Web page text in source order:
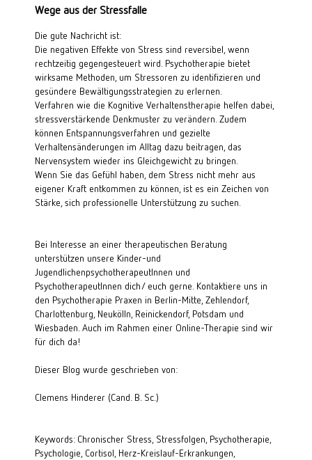
Wege aus der Stressfalle
Die gute Nachricht ist:
Die negativen Effekte von Stress sind reversibel, wenn
rechtzeitig gegengesteuert wird. Psychotherapie bietet
wirksame Methoden, um Stressoren zu identifizieren und
gesündere Bewältigungsstrategien zu erlernen.
Verfahren wie die Kognitive Verhaltenstherapie helfen dabei,
stressverstärkende Denkmuster zu verändern. Zudem
können Entspannungsverfahren und gezielte
Verhaltensänderungen im Alltag dazu beitragen, das
Nervensystem wieder ins Gleichgewicht zu bringen.
Wenn Sie das Gefühl haben, dem Stress nicht mehr aus
eigener Kraft entkommen zu können, ist es ein Zeichen von
Stärke, sich professionelle Unterstützung zu suchen.
Bei Interesse an einer therapeutischen Beratung
unterstützen unsere Kinder-und
JugendlichenpsychotherapeutInnen und
PsychotherapeutInnen dich/ euch gerne. Kontaktiere uns in
den Psychotherapie Praxen in Berlin-Mitte Zehlendorf,
Charlottenburg Neukölln Reinickendorf, Potsdam und
Wiesbaden . Auch im Rahmen einer Online-Therapie sind wir
für dich da!
Dieser Blog wurde geschrieben von:
Clemens Hinderer (Cand. B. Sc.)
Keywords: Chronischer Stress, Stressfolgen, Psychotherapie,
Psychologie, Cortisol, Herz-Kreislauf-Erkrankungen,